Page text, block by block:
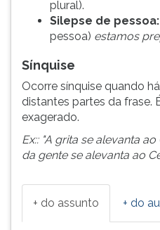
plural).
Silepse de pessoa:
pessoa) estamos
Sínquise
Ocorre sínquise quando
distantes partes da frase.
exagerado.
Ex:: "A grita se alevanta
da gente se alevanta ao
+ do assunto + do